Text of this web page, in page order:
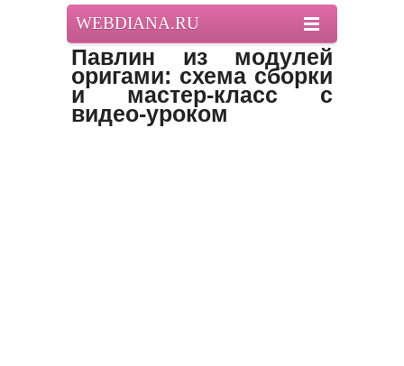
WEBDIANA.RU
Павлин из модулей
оригами: схема сборки
и мастер-класс с
видео-уроком